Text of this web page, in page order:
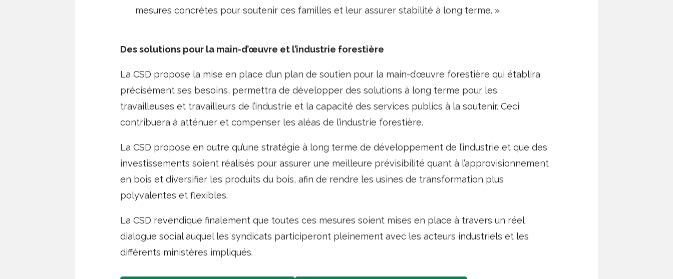
mesures concrètes pour soutenir ces familles et leur assurer stabilité à long terme. »
Des solutions pour la main-d’œuvre et l’industrie forestière
La CSD propose la mise en place d’un plan de soutien pour la main-d’œuvre forestière qui établira
précisément ses besoins, permettra de développer des solutions à long terme pour les
travailleuses et travailleurs de l’industrie et la capacité des services publics à la soutenir. Ceci
contribuera à atténuer et compenser les aléas de l’industrie forestière.
La CSD propose en outre qu’une stratégie à long terme de développement de l’industrie et que des
investissements soient réalisés pour assurer une meilleure prévisibilité quant à l’approvisionnement
en bois et diversifier les produits du bois, afin de rendre les usines de transformation plus
polyvalentes et flexibles.
La CSD revendique finalement que toutes ces mesures soient mises en place à travers un réel
dialogue social auquel les syndicats participeront pleinement avec les acteurs industriels et les
différents ministères impliqués.